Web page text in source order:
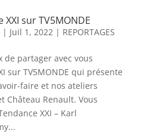
XXI sur TV5MONDE
| Juil 1, 2022| REPORTAGES
de partager avec vous
sur TV5MONDE qui présente
faire et nos ateliers
Château Renault. Vous
XXI – Karl